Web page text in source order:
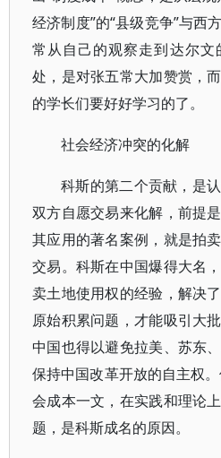
经济制度”的“县级竞争”与西
常从自己的观察走到达尔文
处，是对张五常大加赞赏，
的学长们要好好学习的了。
社会经济冲突的化解
科斯的第二个贡献，是
双方自愿交易来化解，前提
其应用的著名案例，就是拍
交易。科斯在中国爆得大名
卖土地使用权的经验，解决
原始积累问题，才能吸引大
中国也得以避免拉美、苏东
保持中国改革开放的自主权
会成本一文，在实践和理论
题，是科斯成名的原因。